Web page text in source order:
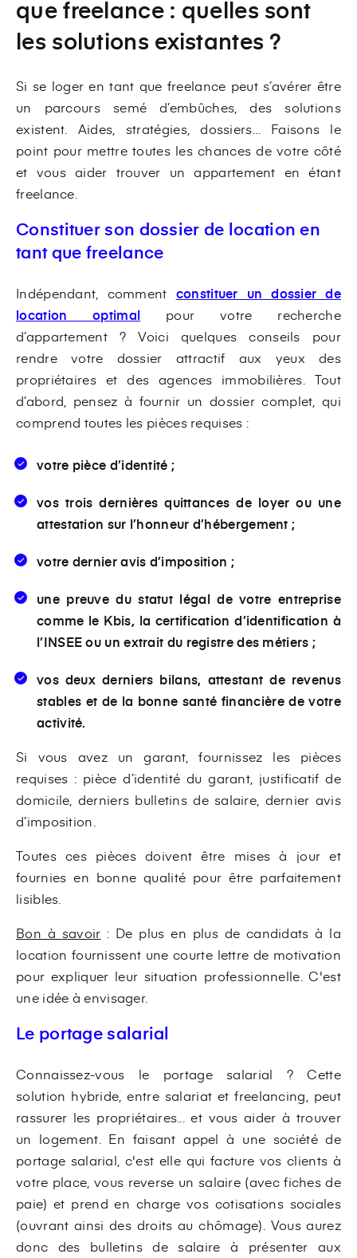
que freelance : quelles sont
les solutions existantes ?
Si se loger en tant que freelance peut s’avérer être
un parcours semé d’embûches, des solutions
existent. Aides, stratégies, dossiers… Faisons le
point pour mettre toutes les chances de votre côté
et vous aider trouver un appartement en étant
freelance.
Constituer son dossier de location en
tant que freelance
Indépendant, comment constituer un dossier de
location optimal pour votre recherche
d’appartement ? Voici quelques conseils pour
rendre votre dossier attractif aux yeux des
propriétaires et des agences immobilières. Tout
d’abord, pensez à fournir un dossier complet, qui
comprend toutes les pièces requises :
votre pièce d’identité ;
vos trois dernières quittances de loyer ou une
attestation sur l’honneur d’hébergement ;
votre dernier avis d’imposition ;
une preuve du statut légal de votre entreprise
comme le Kbis, la certification d’identification à
l’INSEE ou un extrait du registre des métiers ;
vos deux derniers bilans, attestant de revenus
stables et de la bonne santé financière de votre
activité.
Si vous avez un garant, fournissez les pièces
requises : pièce d’identité du garant, justificatif de
domicile, derniers bulletins de salaire, dernier avis
d’imposition.
Toutes ces pièces doivent être mises à jour et
fournies en bonne qualité pour être parfaitement
lisibles.
Bon à savoir : De plus en plus de candidats à la
location fournissent une courte lettre de motivation
pour expliquer leur situation professionnelle. C'est
une idée à envisager.
Le portage salarial
Connaissez-vous le portage salarial ? Cette
solution hybride, entre salariat et freelancing, peut
rassurer les propriétaires... et vous aider à trouver
un logement. En faisant appel à une société de
portage salarial, c'est elle qui facture vos clients à
votre place, vous reverse un salaire (avec fiches de
paie) et prend en charge vos cotisations sociales
(ouvrant ainsi des droits au chômage). Vous aurez
donc des bulletins de salaire à présenter aux